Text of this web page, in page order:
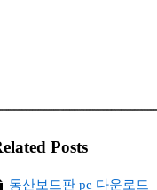
Posts
동산보드판 pc 다운로드